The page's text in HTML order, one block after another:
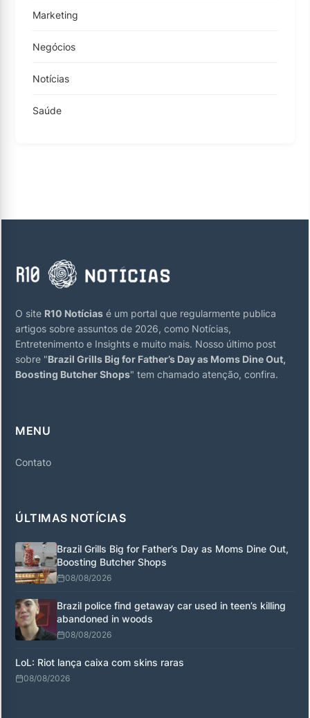
Marketing
Negócios
Notícias
Saúde
O site R10 Notícias é um portal que regularmente publica
artigos sobre assuntos de 2026, como Notícias,
Entretenimento e Insights e muito mais. Nosso último post
sobre "Brazil Grills Big for Father’s Day as Moms Dine Out,
Boosting Butcher Shops" tem chamado atenção, confira.
MENU
Contato
ÚLTIMAS NOTÍCIAS
Brazil Grills Big for Father’s Day as Moms Dine Out,
Boosting Butcher Shops
08/08/2026
Brazil police find getaway car used in teen’s killing
abandoned in woods
08/08/2026
LoL: Riot lança caixa com skins raras
08/08/2026